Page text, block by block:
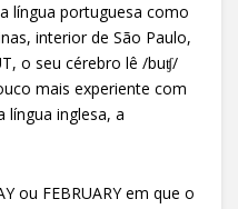
língua portuguesa como
interior de São Paulo,
o seu cérebro lê /buʧ/
mais experiente com
língua inglesa, a
ou FEBRUARY em que o